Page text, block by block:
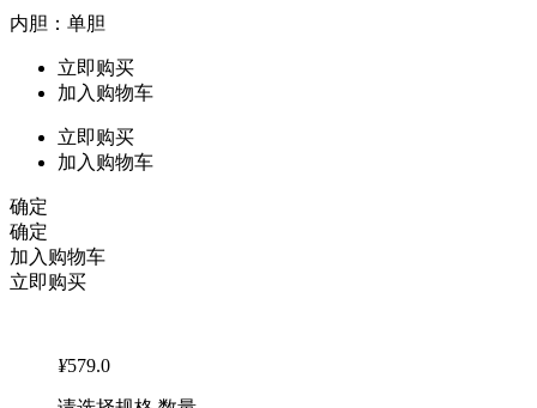
内胆：单胆
立即购买
加入购物车
立即购买
加入购物车
确定
确定
加入购物车
立即购买
¥579.0